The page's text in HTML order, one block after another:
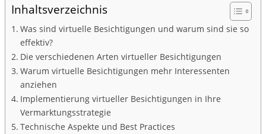
Inhaltsverzeichnis
Was sind virtuelle Besichtigungen und warum sind sie so
effektiv?
Die verschiedenen Arten virtueller Besichtigungen
Warum virtuelle Besichtigungen mehr Interessenten
anziehen
Implementierung virtueller Besichtigungen in Ihre
Vermarktungsstrategie
Technische Aspekte und Best Practices